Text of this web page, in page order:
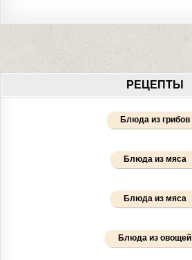
РЕЦЕПТЫ
Блюда из грибов
Блюда из мяса
Блюда из мяса
Блюда из овощей